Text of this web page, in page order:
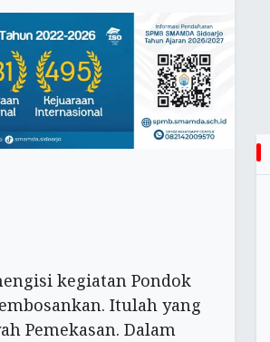
kegiatan Pondok
Itulah yang
Pemekasan. Dalam